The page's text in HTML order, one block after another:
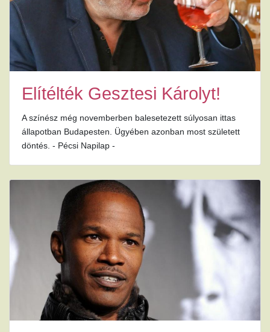
Elítélték Gesztesi Károlyt!
A színész még novemberben balesetezett súlyosan ittas
állapotban Budapesten. Ügyében azonban most született
döntés. - Pécsi Napilap -